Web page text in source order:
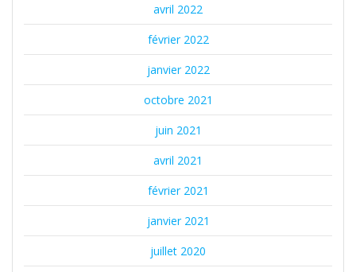
avril 2022
février 2022
janvier 2022
octobre 2021
juin 2021
avril 2021
février 2021
janvier 2021
juillet 2020